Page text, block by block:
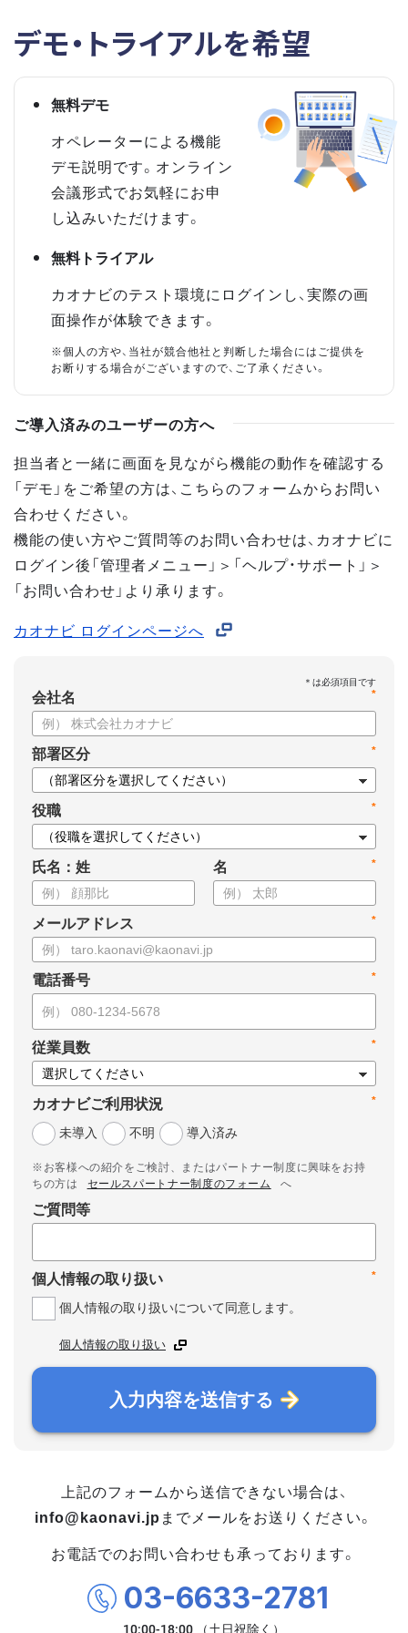
デモ・トライアルを希望
無料デモ
オペレーターによる機能
デモ説明です。オンライン
会議形式でお気軽にお申
し込みいただけます。
無料トライアル
カオナビのテスト環境にログインし、実際の画
面操作が体験できます。
※個人の方や、当社が競合他社と判断した場合にはご提供を
お断りする場合がございますので、ご了承ください。
ご導入済みのユーザーの方へ
担当者と一緒に画面を見ながら機能の動作を確認する
「デモ」をご希望の方は、こちらのフォームからお問い
合わせください。
機能の使い方やご質問等のお問い合わせは、カオナビに
ログイン後「管理者メニュー」＞「ヘルプ・サポート」＞
「お問い合わせ」より承ります。
カオナビ ログインページへ
*
会社名
*
部署区分
*
役職
氏名：姓 *
名
*
メールアドレス
*
電話番号
*
従業員数
*
カオナビご利用状況
未導入
不明 導入済み
※お客様への紹介をご検討、またはパートナー制度に興味をお持
ちの方は
セールスパートナー制度のフォーム へ
ご質問等
*
個人情報の取り扱い
個人情報の取り扱いについて同意します。
個人情報の取り扱い
入力内容を送信する
上記のフォームから送信できない場合は、
info@kaonavi.jp までメールをお送りください。
お電話でのお問い合わせも承っております。
03-6633-2781